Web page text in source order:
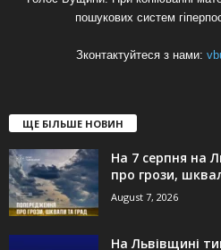
пошукових систем
Зконтактуйтеся з нами:
ЩЕ БІЛЬШЕ НОВИН
На 7 серпня на
про грози,
August 7, 2026
На Львівщині